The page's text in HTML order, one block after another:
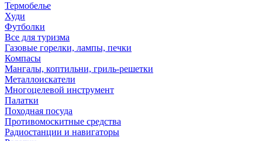
Термобелье
Худи
Футболки
Все для туризма
Газовые горелки, лампы, печки
Компасы
Мангалы, коптильни, гриль-решетки
Металлоискатели
Многоцелевой инструмент
Палатки
Походная посуда
Противомоскитные средства
Радиостанции и навигаторы